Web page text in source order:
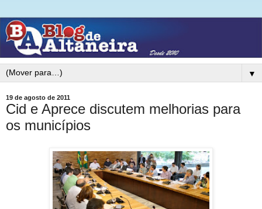
▼
19 de agosto de 2011
Cid e Aprece discutem melhorias para
os municípios